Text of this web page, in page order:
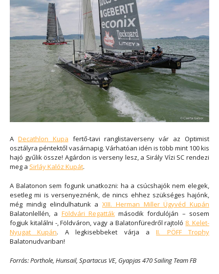
A Decathlon Kupa fertő-tavi ranglistaverseny vár az Optimist
osztályra péntektől vasárnapig. Várhatóan idén is több mint 100 kis
hajó gyűlik össze! Agárdon is verseny lesz, a Sirály Vízi SC rendezi
meg a Sirláy Kalóz Kupát.
A Balatonon sem fogunk unatkozni: ha a csúcshajók nem elegek,
esetleg mi is versenyeznénk, de nincs ehhez szükséges hajónk,
még mindig elindulhatunk a XIII. Herman Miller Ügyvéd Kupán
Balatonlellén, a Földvári Regattákmásodik fordulóján – sosem
fogjuk kitalálni -, Földváron, vagy a Balatonfüredről rajtoló 8. Kelet-
Nyugat Kupán. A legkisebbeket várja aII. PÖFF Trophy
Balatonudvariban!
Forrás: Porthole, Hunsail, Spartacus VE, Gyapjas 470 Sailing Team FB